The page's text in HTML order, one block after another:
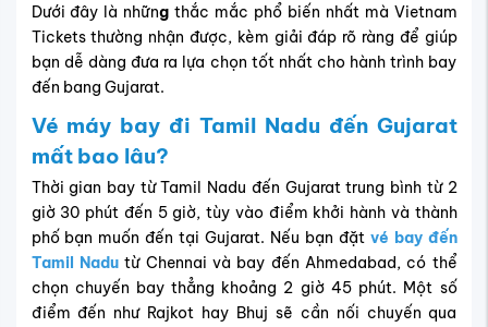
Dưới đây là những thắc mắc phổ biến nhất mà Vietnam
Tickets thường nhận được, kèm giải đáp rõ ràng để giúp
bạn dễ dàng đưa ra lựa chọn tốt nhất cho hành trình bay
đến bang Gujarat.
Vé máy bay đi Tamil Nadu đến Gujarat
mất bao lâu?
Thời gian bay từ Tamil Nadu đến Gujarat trung bình từ 2
giờ 30 phút đến 5 giờ, tùy vào điểm khởi hành và thành
phố bạn muốn đến tại Gujarat. Nếu bạn đặt vé bay đến
Tamil Nadutừ Chennai và bay đến Ahmedabad, có thể
chọn chuyến bay thẳng khoảng 2 giờ 45 phút. Một số
điểm đến như Rajkot hay Bhuj sẽ cần nối chuyến qua